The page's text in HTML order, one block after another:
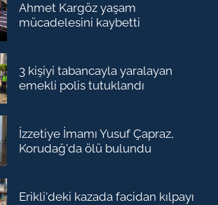
Ahmet Kargöz yaşam
mücadelesini kaybetti
3 kişiyi tabancayla yaralayan
emekli polis tutuklandı
İzzetiye İmamı Yusuf Çapraz,
Korudağ'da ölü bulundu
Erikli'deki kazada facidan kılpayı